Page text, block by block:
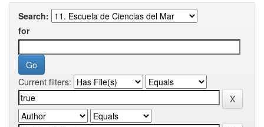
Search:
for
Current filters: